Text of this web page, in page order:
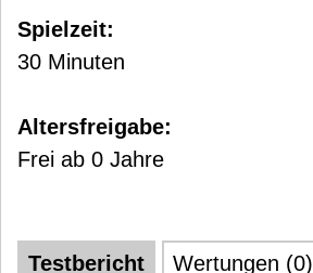
Spielzeit:
30 Minuten
Altersfreigabe:
Frei ab 0 Jahre
Testbericht Wertungen (0)